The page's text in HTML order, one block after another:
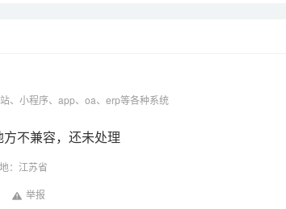
、小程序、app、oa、erp等各种系统
不兼容，还未处理
：江苏省
举报